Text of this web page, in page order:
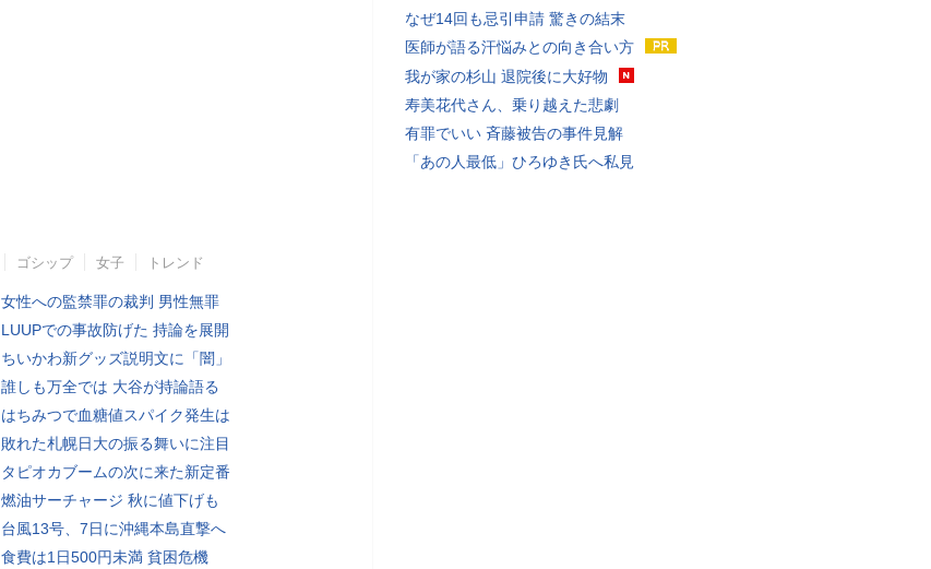
ゴシップ 女子 トレンド
女性への監禁罪の裁判 男性無罪
LUUPでの事故防げた 持論を展開
ちいかわ新グッズ説明文に「闇」
誰しも万全では 大谷が持論語る
はちみつで血糖値スパイク発生は
敗れた札幌日大の振る舞いに注目
タピオカブームの次に来た新定番
燃油サーチャージ 秋に値下げも
台風13号、7日に沖縄本島直撃へ
食費は1日500円未満 貧困危機
なぜ14回も忌引申請 驚きの結末
医師が語る汗悩みとの向き合い方
我が家の杉山 退院後に大好物
寿美花代さん、乗り越えた悲劇
有罪でいい 斉藤被告の事件見解
「あの人最低」ひろゆき氏へ私見